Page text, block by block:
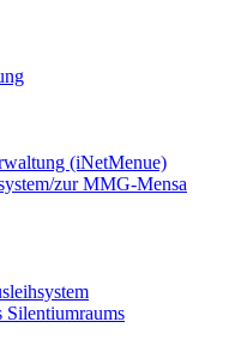
(iNetMenue)
zur MMG-Mensa
Silentiumraums